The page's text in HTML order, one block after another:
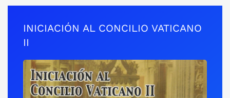
INICIACIÓN AL CONCILIO VATICANO
II